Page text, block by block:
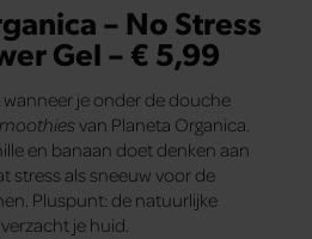
– No Stress
Gel – € 5,99
je onder de douche
van Planeta Organica.
en banaan doet denken aan
stress als sneeuw voor de
Pluspunt: de natuurlijke
je huid.